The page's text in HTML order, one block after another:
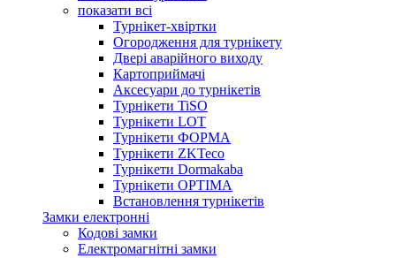
показати всі
Турнікет-хвіртки
Огородження для турнікету
Двері аварійного виходу
Картоприймачі
Аксесуари до турнікетів
Турнікети TiSO
Турнікети LOT
Турнікети ФОРМА
Турнікети ZKTeco
Турнікети Dormakaba
Турнікети OPTIMA
Встановлення турнікетів
Замки електронні
Кодові замки
Електромагнітні замки